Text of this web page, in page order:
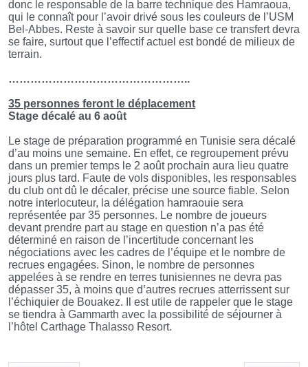
donc le responsable de la barre technique des Hamraoua,
qui le connaît pour l’avoir drivé sous les couleurs de l’USM
Bel-Abbes. Reste à savoir sur quelle base ce transfert devra
se faire, surtout que l’effectif actuel est bondé de milieux de
terrain.
…………………………………………..
35 personnes feront le déplacement
Stage décalé au 6 août
Le stage de préparation programmé en Tunisie sera décalé
d’au moins une semaine. En effet, ce regroupement prévu
dans un premier temps le 2 août prochain aura lieu quatre
jours plus tard. Faute de vols disponibles, les responsables
du club ont dû le décaler, précise une source fiable. Selon
notre interlocuteur, la délégation hamraouie sera
représentée par 35 personnes. Le nombre de joueurs
devant prendre part au stage en question n’a pas été
déterminé en raison de l’incertitude concernant les
négociations avec les cadres de l’équipe et le nombre de
recrues engagées. Sinon, le nombre de personnes
appelées à se rendre en terres tunisiennes ne devra pas
dépasser 35, à moins que d’autres recrues atterrissent sur
l’échiquier de Bouakez. Il est utile de rappeler que le stage
se tiendra à Gammarth avec la possibilité de séjourner à
l’hôtel Carthage Thalasso Resort.